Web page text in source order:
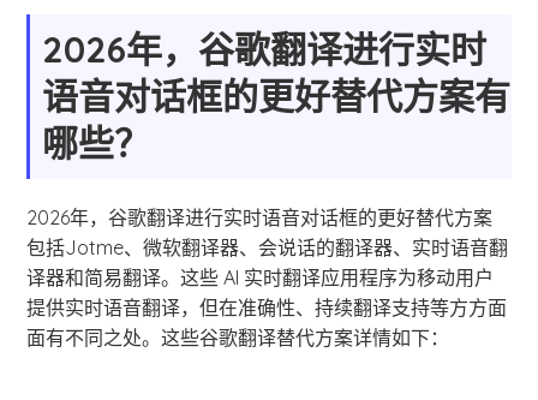
2026年，谷歌翻译进行实时
语音对话框的更好替代方案有
哪些？
2026年，谷歌翻译进行实时语音对话框的更好替代方案
包括Jotme、微软翻译器、会说话的翻译器、实时语音翻
译器和简易翻译。这些 AI 实时翻译应用程序为移动用户
提供实时语音翻译，但在准确性、持续翻译支持等方方面
面有不同之处。这些谷歌翻译替代方案详情如下：